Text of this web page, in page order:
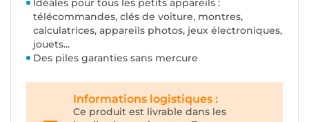
Idéales pour tous les petits appareils :
télécommandes, clés de voiture, montres,
calculatrices, appareils photos, jeux électroniques,
jouets...
Des piles garanties sans mercure
Informations logistiques :
Ce produit est livrable dans les